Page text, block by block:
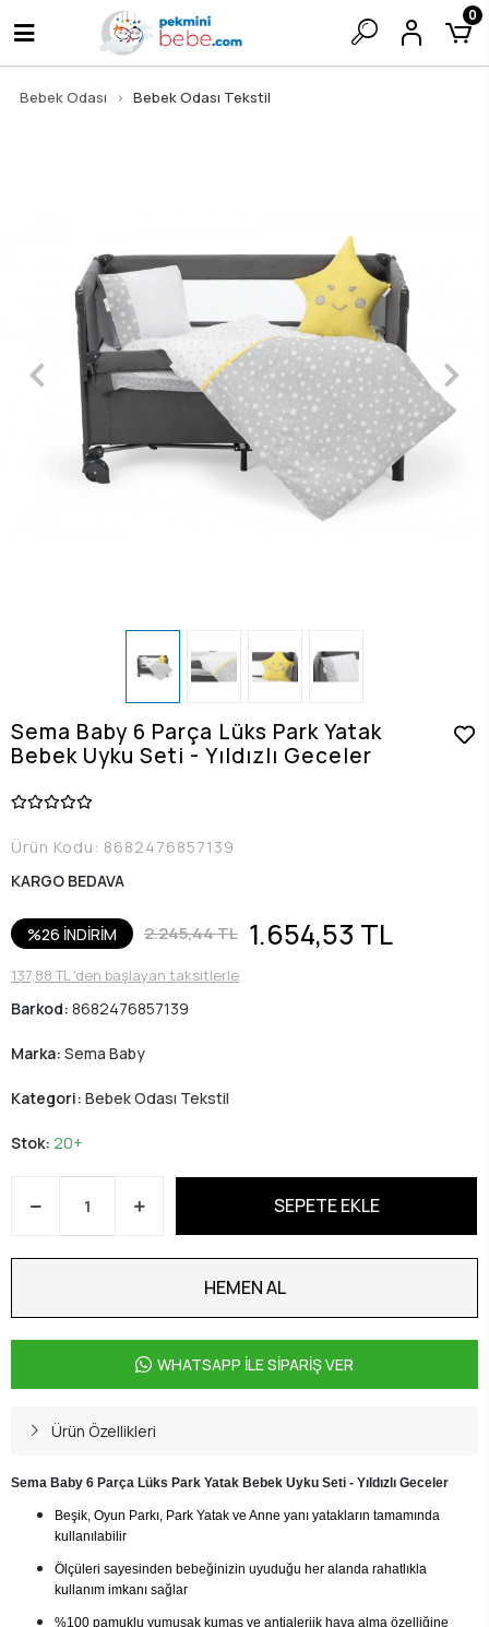
0
Bebek Odası Bebek Odası Tekstil
Sema Baby 6 Parça Lüks Park Yatak
Bebek Uyku Seti - Yıldızlı Geceler
Ürün Kodu: 8682476857139
KARGO BEDAVA
%26 İNDİRİM 2.245,44 TL 1.654,53 TL
137,88 TL 'den başlayan taksitlerle
Barkod: 8682476857139
Marka: Sema Baby
Kategori: Bebek Odası Tekstil
Stok: 20+
SEPETE EKLE
HEMEN AL
WHATSAPP İLE SİPARİŞ VER
Ürün Özellikleri
Sema Baby 6 Parça Lüks Park Yatak Bebek Uyku Seti - Yıldızlı Geceler
Beşik, Oyun Parkı, Park Yatak ve Anne yanı yatakların tamamında
kullanılabilir
Ölçüleri sayesinden bebeğinizin uyuduğu her alanda rahatlıkla
kullanım imkanı sağlar
%100 pamuklu yumuşak kumaş ve antialerjik hava alma özelliğine